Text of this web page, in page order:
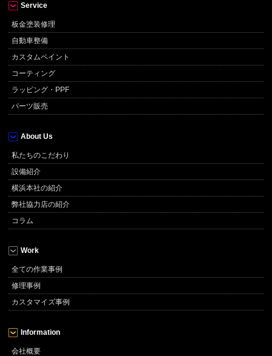
Service
板金塗装修理
自動車整備
カスタムペイント
コーティング
ラッピング・PPF
パーツ販売
About Us
私たちのこだわり
設備紹介
横浜本社の紹介
弊社協力店の紹介
コラム
Work
全ての作業事例
修理事例
カスタマイズ事例
Information
会社概要